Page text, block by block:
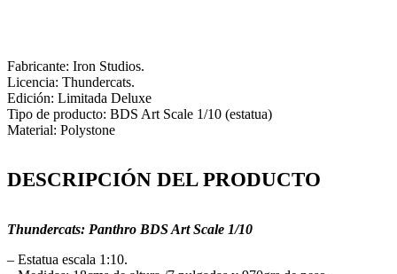
Fabricante: Iron Studios.
Licencia: Thundercats.
Edición: Limitada Deluxe
Tipo de producto: BDS Art Scale 1/10 (estatua)
Material: Polystone
DESCRIPCIÓN DEL PRODUCTO
Thundercats: Panthro BDS Art Scale 1/10
– Estatua escala 1:10.